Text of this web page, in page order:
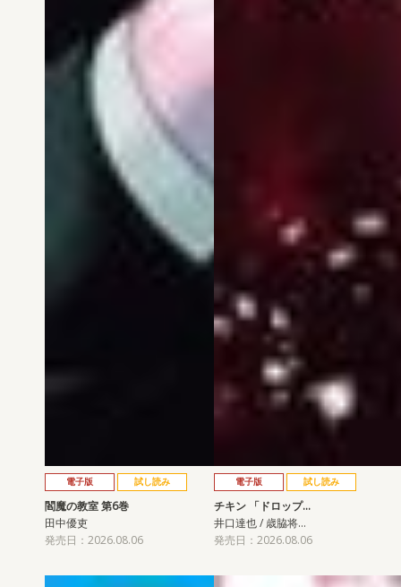
電子版 試し読み
閻魔の教室 第6巻
田中優吏
発売日：2026.08.06
電子版 試し読み
チキン 「ドロップ…
井口達也 / 歳脇将…
発売日：2026.08.06